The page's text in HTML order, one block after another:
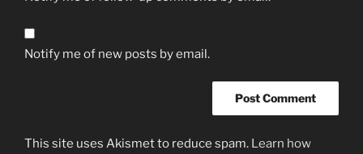
Notify me of new posts by email.
This site uses Akismet to reduce spam. Learn how